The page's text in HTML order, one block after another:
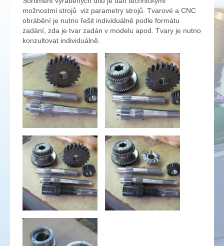
možnostmi strojů viz parametry strojů. Tvarové a CNC
obrábění je nutno řešit individuálně podle formátu
zadání, zda je tvar zadán v modelu apod. Tvary je nutno
konzultovat individuálně.